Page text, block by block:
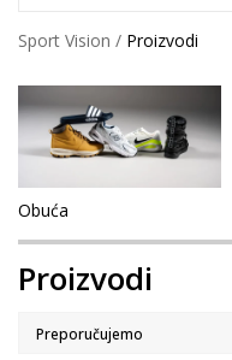
Sport Vision Proizvodi
Obuća
Proizvodi